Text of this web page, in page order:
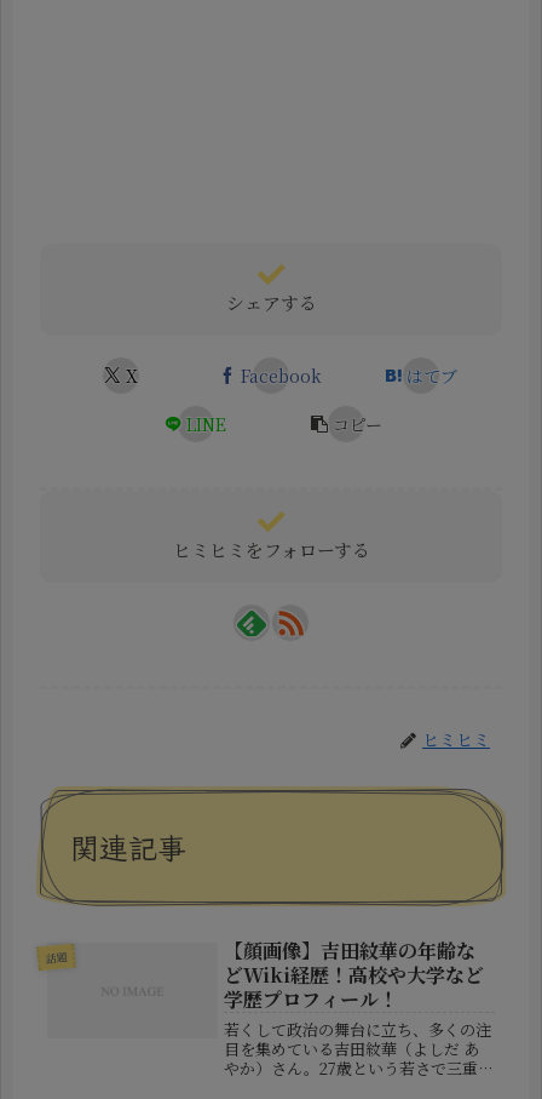
シェアする
X Facebook
はてブ
LINE
コピー
ヒミヒミをフォローする
ヒミヒミ
関連記事
話題
【顔画像】吉田紋華の年齢な
どWiki経歴！高校や大学など
学歴プロフィール！
若くして政治の舞台に立ち、多くの注
目を集めている吉田紋華（よしだ あ
やか）さん。27歳という若さで三重県